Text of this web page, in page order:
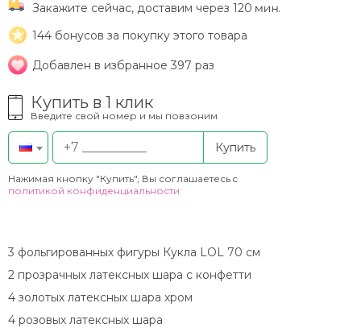
Закажите сейчас, доставим через 120
.
144 бонусов за покупку этого товара
Добавлен в избранное 397 раз
Купить в 1 клик
Введите свой номер и мы повзоним
Купить
Нажимая кнопку "Купить", Вы соглашаетесь c
политикой конфиденциальности
3 фольгированных фигуры Кукла LOL 70 см
2 прозрачных латексных шара с конфетти
4 золотых латексных шара хром
4 розовых латексных шара